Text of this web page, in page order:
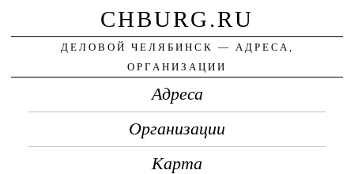
CHBURG.RU
ДЕЛОВОЙ ЧЕЛЯБИНСК — АДРЕСА,
ОРГАНИЗАЦИИ
Адреса
Организации
Карта